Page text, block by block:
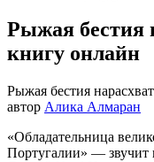
Рыжая бестия
книгу онлайн
Рыжая бестия
автор Алика Алмаран
«Обладательница
Португалии» — звучит